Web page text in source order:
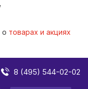
о товарах и акциях
8 (495) 544-02-02